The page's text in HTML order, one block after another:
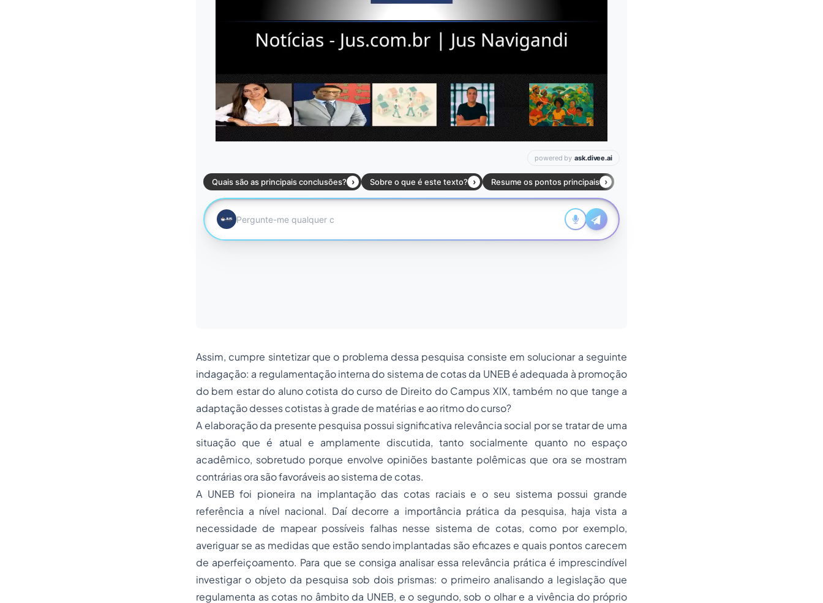
Assim, cumpre sintetizar que o problema dessa pesquisa consiste em solucionar a seguinte
indagação: a regulamentação interna do sistema de cotas da UNEB é adequada à promoção
do bem estar do aluno cotista do curso de Direito do Campus XIX, também no que tange a
adaptação desses cotistas à grade de matérias e ao ritmo do curso?
A elaboração da presente pesquisa possui significativa relevância social por se tratar de uma
situação que é atual e amplamente discutida, tanto socialmente quanto no espaço
acadêmico, sobretudo porque envolve opiniões bastante polêmicas que ora se mostram
contrárias ora são favoráveis ao sistema de cotas.
A UNEB foi pioneira na implantação das cotas raciais e o seu sistema possui grande
referência a nível nacional. Daí decorre a importância prática da pesquisa, haja vista a
necessidade de mapear possíveis falhas nesse sistema de cotas, como por exemplo,
averiguar se as medidas que estão sendo implantadas são eficazes e quais pontos carecem
de aperfeiçoamento. Para que se consiga analisar essa relevância prática é imprescindível
investigar o objeto da pesquisa sob dois prismas: o primeiro analisando a legislação que
regulamenta as cotas no âmbito da UNEB, e o segundo, sob o olhar e a vivência do próprio